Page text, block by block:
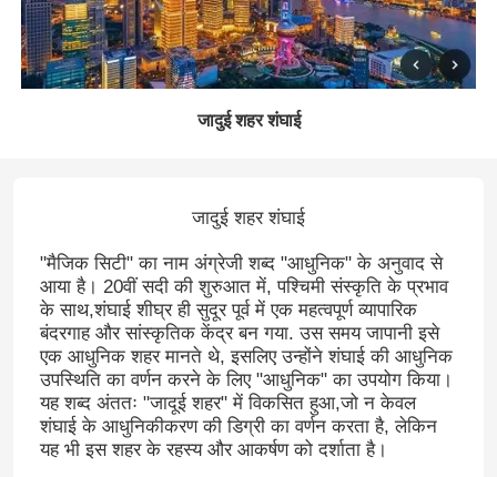
जादुई शहर शंघाई
जादुई शहर शंघाई
"मैजिक सिटी" का नाम अंग्रेजी शब्द "आधुनिक" के अनुवाद से
आया है। 20वीं सदी की शुरुआत में, पश्चिमी संस्कृति के प्रभाव
के साथ,शंघाई शीघ्र ही सुदूर पूर्व में एक महत्वपूर्ण व्यापारिक
बंदरगाह और सांस्कृतिक केंद्र बन गया. उस समय जापानी इसे
एक आधुनिक शहर मानते थे, इसलिए उन्होंने शंघाई की आधुनिक
उपस्थिति का वर्णन करने के लिए "आधुनिक" का उपयोग किया।
यह शब्द अंततः "जादूई शहर" में विकसित हुआ,जो न केवल
शंघाई के आधुनिकीकरण की डिग्री का वर्णन करता है, लेकिन
यह भी इस शहर के रहस्य और आकर्षण को दर्शाता है।